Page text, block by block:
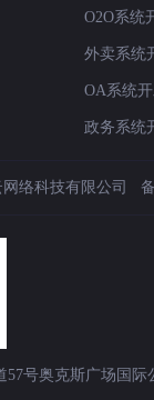
O2O系统
外卖系统
OA系统
政务系统
络科技有限公司
号奥克斯广场国际